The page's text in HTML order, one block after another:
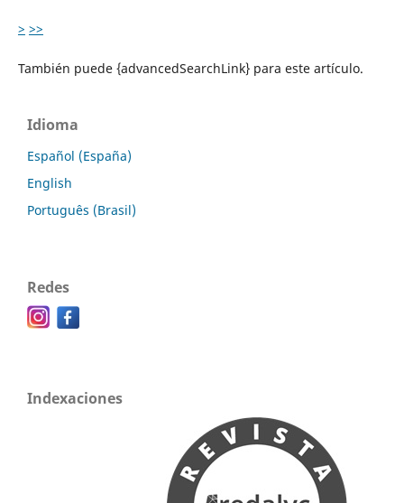
> >>
También puede {advancedSearchLink} para este artículo.
Idioma
Español (España)
English
Português (Brasil)
Redes
Indexaciones